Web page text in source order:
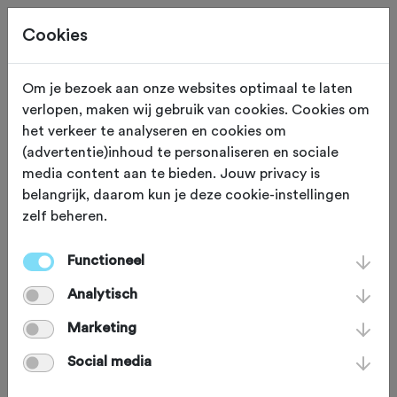
TOERTOCHTEN Gewijzigd op 23 maart 2017
Jubileumeditie
Oranjetocht Horst
Toer- en Wielerclub (TWC) Oranje uit
Horst organiseert op Koningsdag de
25ste editie van de Oranjetocht.
Vanwege dit speciale jubileum pakt de
Cookies
Om je bezoek aan onze websites optimaal te laten
verlopen, maken wij gebruik van cookies. Cookies om
het verkeer te analyseren en cookies om
(advertentie)inhoud te personaliseren en sociale
media content aan te bieden. Jouw privacy is
belangrijk, daarom kun je deze cookie-instellingen
zelf beheren.
Functioneel
Analytisch
Marketing
Social media